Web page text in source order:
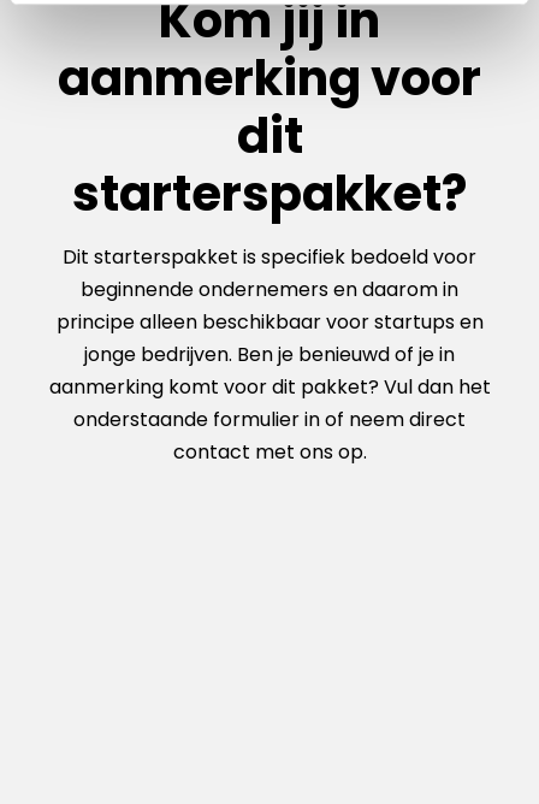
Kom jij in
aanmerking voor
dit
starterspakket?
Dit starterspakket is specifiek bedoeld voor
beginnende ondernemers en daarom in
principe alleen beschikbaar voor startups en
jonge bedrijven. Ben je benieuwd of je in
aanmerking komt voor dit pakket? Vul dan het
onderstaande formulier in of neem direct
contact met ons op.